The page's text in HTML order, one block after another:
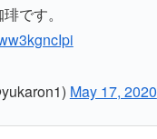
です。
May 17, 2020